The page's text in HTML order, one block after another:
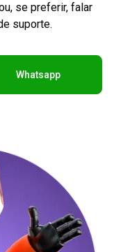
se preferir, falar
suporte.
Whatsapp